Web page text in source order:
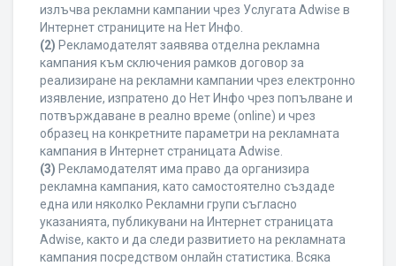
излъчва рекламни кампании чрез Услугата Adwise в
Интернет страниците на Нет Инфо.
(2) Рекламодателят заявява отделна рекламна
кампания към сключения рамков договор за
реализиране на рекламни кампании чрез електронно
изявление, изпратено до Нет Инфо чрез попълване и
потвърждаване в реално време (online) и чрез
образец на конкретните параметри на рекламната
кампания в Интернет страницата Adwise.
(3) Рекламодателят има право да организира
рекламна кампания, като самостоятелно създаде
една или няколко Рекламни групи съгласно
указанията, публикувани на Интернет страницата
Adwise, както и да следи развитието на рекламната
кампания посредством онлайн статистика. Всяка